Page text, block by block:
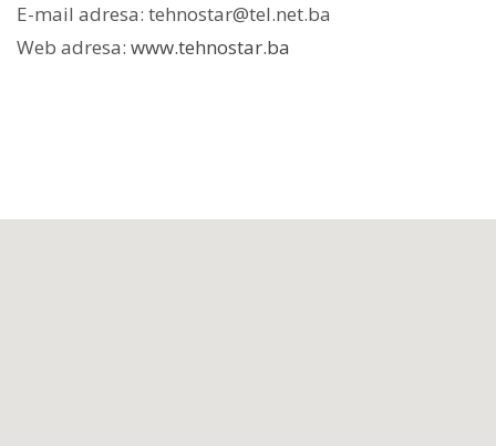
E-mail adresa: tehnostar@tel.net.ba
Web adresa: www.tehnostar.ba